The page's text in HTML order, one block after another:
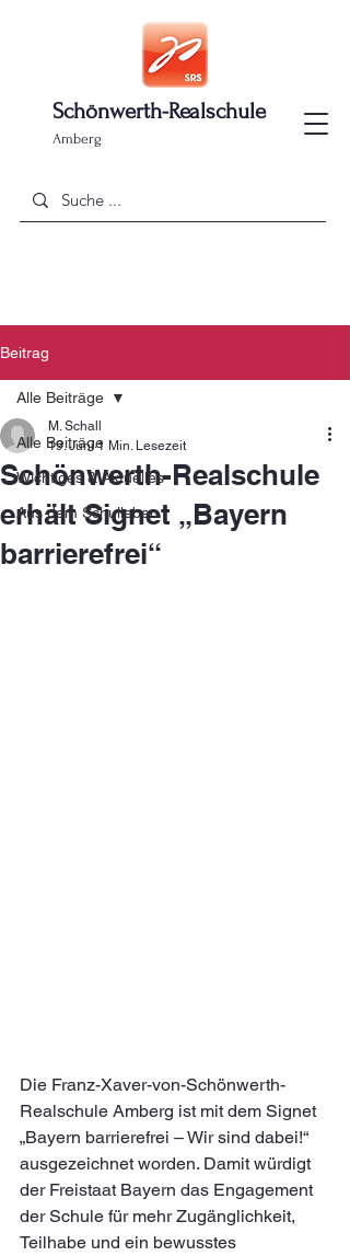
Schönwerth-Realschule
Amberg
Beitrag
Alle Beiträge
Wichtiges & Aktuelles
Aus dem Schulleben
Alle Beiträge
Schönwerth-Realschule
erhält Signet „Bayern
barrierefrei“
M. Schall
19. Juni 1 Min. Lesezeit
Die Franz-Xaver-von-Schönwerth-
Realschule Amberg ist mit dem Signet
„Bayern barrierefrei – Wir sind dabei!“
ausgezeichnet worden. Damit würdigt
der Freistaat Bayern das Engagement
der Schule für mehr Zugänglichkeit,
Teilhabe und ein bewusstes